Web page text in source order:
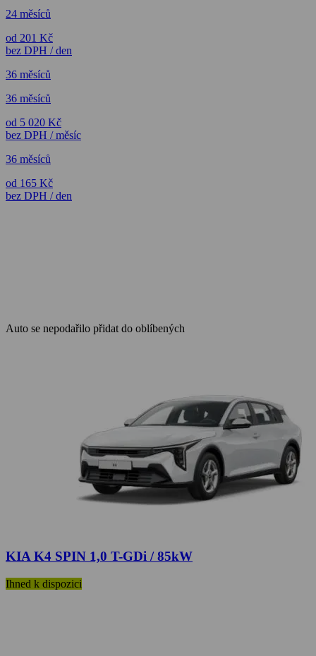
24 měsíců
od 201 Kč
bez DPH / den
36 měsíců
36 měsíců
od 5 020 Kč
bez DPH / měsíc
36 měsíců
od 165 Kč
bez DPH / den
Auto se nepodařilo přidat do oblíbených
KIA K4 SPIN 1,0 T-GDi / 85kW
Ihned k dispozici